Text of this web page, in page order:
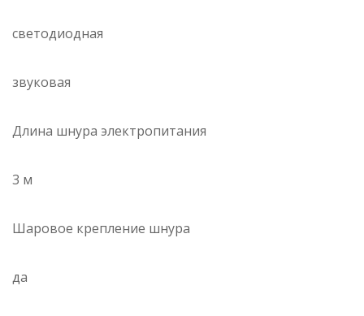
светодиодная
звуковая
Длина шнура электропитания
3 м
Шаровое крепление шнура
да